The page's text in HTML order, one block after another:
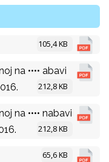
105,4 KB
na •••• abavi
212,8 KB
na •••• nabavi
212,8 KB
65,6 KB